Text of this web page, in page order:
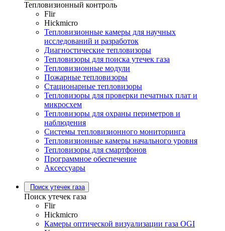
Тепловизионный контроль
Flir
Hickmicro
Тепловизионные камеры для научных
исследований и разработок
Диагностические тепловизоры
Тепловизоры для поиска утечек газа
Тепловизионные модули
Пожарные тепловизоры
Стационарные тепловизоры
Тепловизоры для проверки печатных плат и
микросхем
Тепловизоры для охраны периметров и
наблюдения
Системы тепловизионного мониторинга
Тепловизионные камеры начального уровня
Тепловизоры для смартфонов
Программное обеспечение
Аксессуары
Поиск утечек газа
Поиск утечек газа
Flir
Hickmicro
Камеры оптической визуализации газа OGI